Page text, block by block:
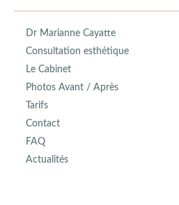
Dr Marianne Cayatte
Consultation esthétique
Le Cabinet
Photos Avant / Après
Tarifs
Contact
FAQ
Actualités